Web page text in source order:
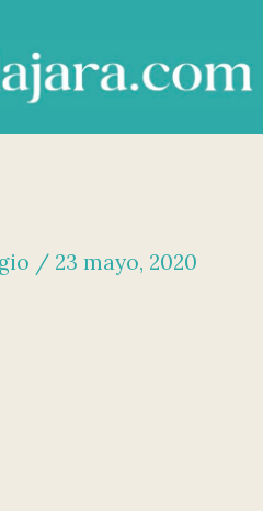
/ 23 mayo, 2020